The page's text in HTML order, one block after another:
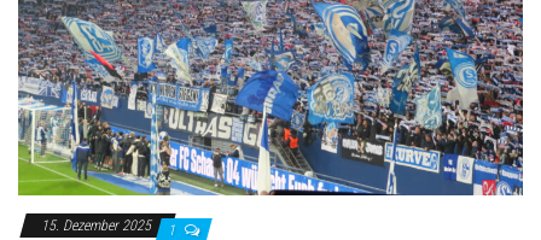
15. Dezember 2025 1